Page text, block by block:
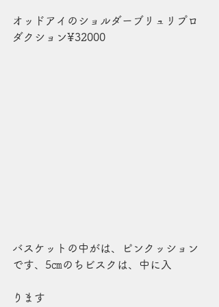
オッドアイのショルダーブリュリプロ
ダクション¥32000
バスケットの中がは、ピンクッション
です、5㎝のちビスクは、中に入
ります